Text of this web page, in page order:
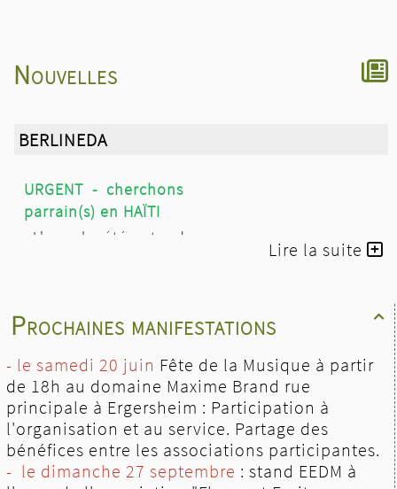

Prochaines manifestations
- le samedi 20 juin Fête de la Musique à partir
de 18h au domaine Maxime Brand rue
principale à Ergersheim : Participation à
l'organisation et au service. Partage des
bénéfices entre les associations participantes.
- le dimanche 27 septembre : stand EEDM à
Nouvelles
BERLINEDA
URGENT - cherchons
parrain(s) en HAÏTI
L'appel a été entendu.
Merci pour
parrains
Les 3 aînés sont scolarisés à
l’école des Soeurs SFA de
BERAUD et vivent avec leur
Lire la suite